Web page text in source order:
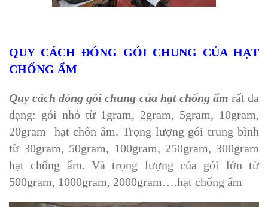
QUY CÁCH ĐÓNG GÓI CHUNG CỦA HẠT
CHỐNG ẨM
Quy cách đóng gói chung của hạt chống ẩm rất đa
dạng: gói nhỏ từ 1gram, 2gram, 5gram, 10gram,
20gram hạt chốn ẩm. Trọng lượng gói trung bình
từ 30gram, 50gram, 100gram, 250gram, 300gram
hạt chống ẩm. Và trọng lượng của gói lớn từ
500gram, 1000gram, 2000gram….hạt chống ẩm